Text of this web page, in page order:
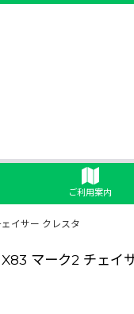
ご利用案内
イサー クレスタ
マーク2 チェイ